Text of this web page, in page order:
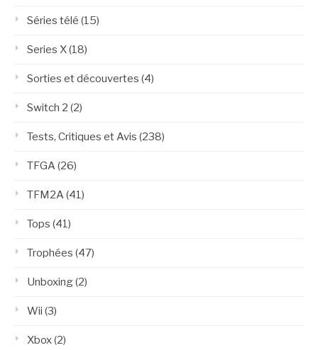
Séries télé (15)
Series X(18)
Sorties et découvertes (4)
Switch 2 (2)
Tests, Critiques et Avis (238)
TFGA(26)
TFM2A(41)
Tops (41)
Trophées (47)
Unboxing(2)
Wii (3)
Xbox(2)